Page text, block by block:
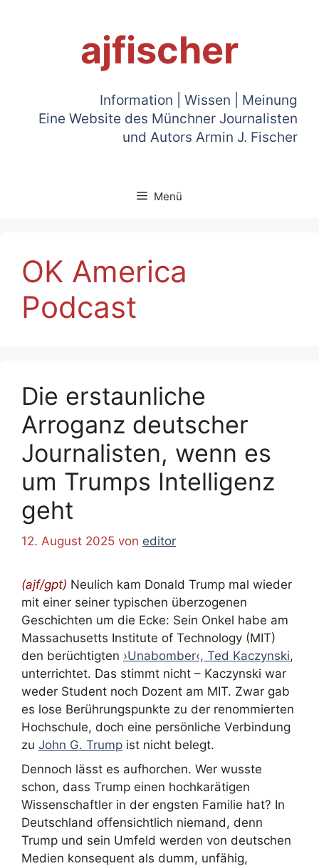
ajfischer
Information | Wissen | Meinung
Eine Website des Münchner Journalisten
und Autors Armin J. Fischer
Menü
OK America
Podcast
Die erstaunliche
Arroganz deutscher
Journalisten, wenn es
um Trumps Intelligenz
geht
12. August 2025 von editor
(ajf/gpt) Neulich kam Donald Trump mal wieder
mit einer seiner typischen überzogenen
Geschichten um die Ecke: Sein Onkel habe am
Massachusetts Institute of Technology (MIT)
den berüchtigten ›Unabomber‹, Ted Kaczynski,
unterrichtet. Das stimmt nicht – Kaczynski war
weder Student noch Dozent am MIT. Zwar gab
es lose Berührungspunkte zu der renommierten
Hochschule, doch eine persönliche Verbindung
zu John G. Trump ist nicht belegt.
Dennoch lässt es aufhorchen. Wer wusste
schon, dass Trump einen hochkarätigen
Wissenschaftler in der engsten Familie hat? In
Deutschland offensichtlich niemand, denn
Trump und sein Umfeld werden von deutschen
Medien konsequent als dumm, unfähig,